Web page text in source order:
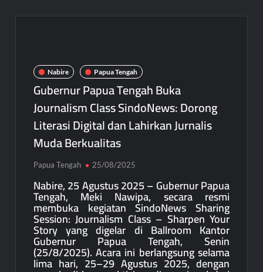
Nabire Papua Tengah
Gubernur Papua Tengah Buka
Journalism Class SindoNews: Dorong
Literasi Digital dan Lahirkan Jurnalis
Muda Berkualitas
Papua Tengah 25/08/2025
Nabire, 25 Agustus 2025 – Gubernur Papua
Tengah, Meki Nawipa, secara resmi
membuka kegiatan SindoNews Sharing
Session: Journalism Class – Sharpen Your
Story yang digelar di Ballroom Kantor
Gubernur Papua Tengah, Senin
(25/8/2025). Acara ini berlangsung selama
lima hari, 25–29 Agustus 2025, dengan